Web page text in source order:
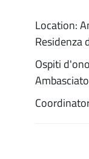
Location:
Residenza
Ospiti